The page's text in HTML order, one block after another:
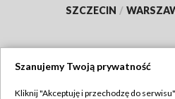
SZCZECIN /
Szanujemy Twoją prywatność
Kliknij "Akceptuję i przechodzę do